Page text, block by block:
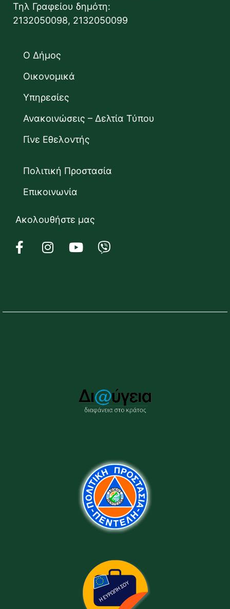
Τηλ Γραφείου δημότη:
2132050098, 2132050099
Ο Δήμος
Οικονομικά
Υπηρεσίες
Ανακοινώσεις – Δελτία Τύπου
Γίνε Εθελοντής
Πολιτική Προστασία
Επικοινωνία
Ακολουθήστε μας